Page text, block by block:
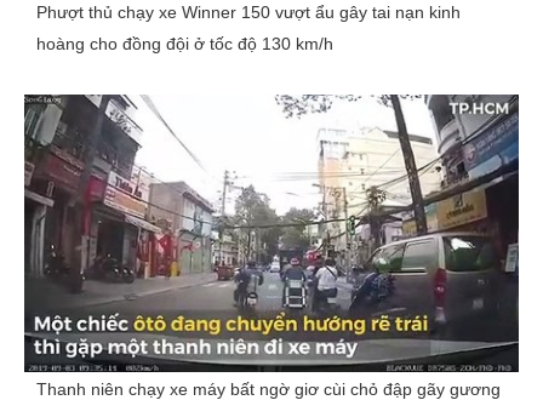
Phượt thủ chạy xe Winner 150 vượt ẩu gây tai nạn kinh
hoàng cho đồng đội ở tốc độ 130 km/h
Thanh niên chạy xe máy bất ngờ giơ cùi chỏ đập gãy gương